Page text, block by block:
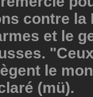
contre la
et le
le
(mü).